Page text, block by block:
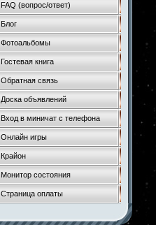
FAQ (вопрос/ответ)
Блог
Фотоальбомы
Гостевая книга
Обратная связь
Доска объявлений
Вход в миничат с телефона
Онлайн игры
Крайон
Монитор состояния
Страница оплаты